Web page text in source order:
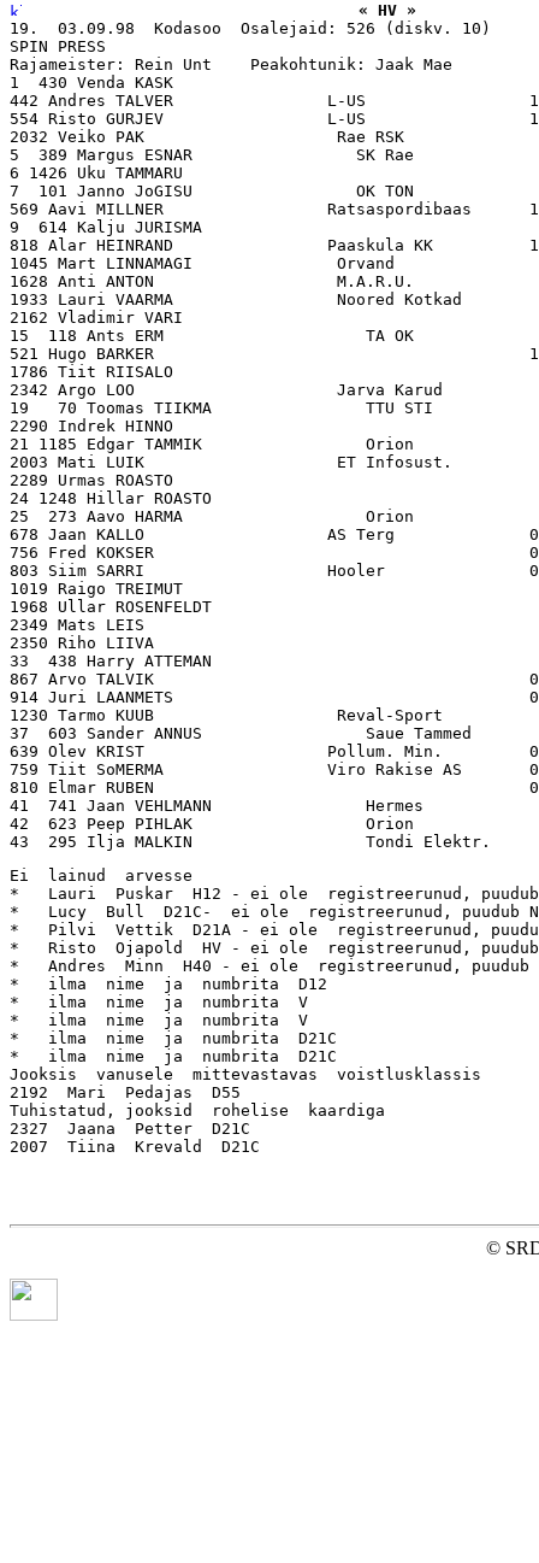
« HV »
19.  03.09.98  Kodasoo  Osalejaid: 526 (diskv. 10)
SPIN PRESS
Rajameister: Rein Unt    Peakohtunik: Jaak Mae
1  430 Venda KASK
442 Andres TALVER                L-US
554 Risto GURJEV                 L-US
2032 Veiko PAK                    Rae RSK
5  389 Margus ESNAR                 SK Rae
6 1426 Uku TAMMARU
7  101 Janno JoGISU                 OK TON
569 Aavi MILLNER                 Ratsaspordibaas
9  614 Kalju JURISMA
818 Alar HEINRAND                Paaskula KK
1045 Mart LINNAMAGI               Orvand
1628 Anti ANTON                   M.A.R.U.
1933 Lauri VAARMA                 Noored Kotkad
2162 Vladimir VARI
15  118 Ants ERM                     TA OK
521 Hugo BARKER
1786 Tiit RIISALO
2342 Argo LOO                     Jarva Karud
19   70 Toomas TIIKMA                TTU STI
2290 Indrek HINNO
21 1185 Edgar TAMMIK                 Orion
2003 Mati LUIK                    ET Infosust.
2289 Urmas ROASTO
24 1248 Hillar ROASTO
25  273 Aavo HARMA                   Orion
678 Jaan KALLO                   AS Terg
756 Fred KOKSER
803 Siim SARRI                   Hooler
1019 Raigo TREIMUT
1968 Ullar ROSENFELDT
2349 Mats LEIS
2350 Riho LIIVA
33  438 Harry ATTEMAN
867 Arvo TALVIK
914 Juri LAANMETS
1230 Tarmo KUUB                   Reval-Sport
37  603 Sander ANNUS                 Saue
639 Olev KRIST                   Pollum. Min.
759 Tiit SoMERMA                 Viro Rakise AS
810 Elmar RUBEN
41  741 Jaan VEHLMANN                Hermes
42  623 Peep PIHLAK                  Orion
Ei  lainud  arvesse
*   Lauri  Puskar  H12 - ei ole  registreerunud,
*   Lucy  Bull  D21C-  ei ole  registreerunud, puudub
*   Pilvi  Vettik  D21A - ei ole  registreerunud,
*   Risto  Ojapold  HV - ei ole  registreerunud,
*   Andres  Minn  H40 - ei ole  registreerunud, puudub
*   ilma  nime  ja  numbrita  D12
*   ilma  nime  ja  numbrita  V
*   ilma  nime  ja  numbrita  V
*   ilma  nime  ja  numbrita  D21C
*   ilma  nime  ja  numbrita  D21C
Jooksis  vanusele  mittevastavas  voistlusklassis
2192  Mari  Pedajas  D55
Tuhistatud, jooksid  rohelise  kaardiga
2327  Jaana  Petter  D21C
©